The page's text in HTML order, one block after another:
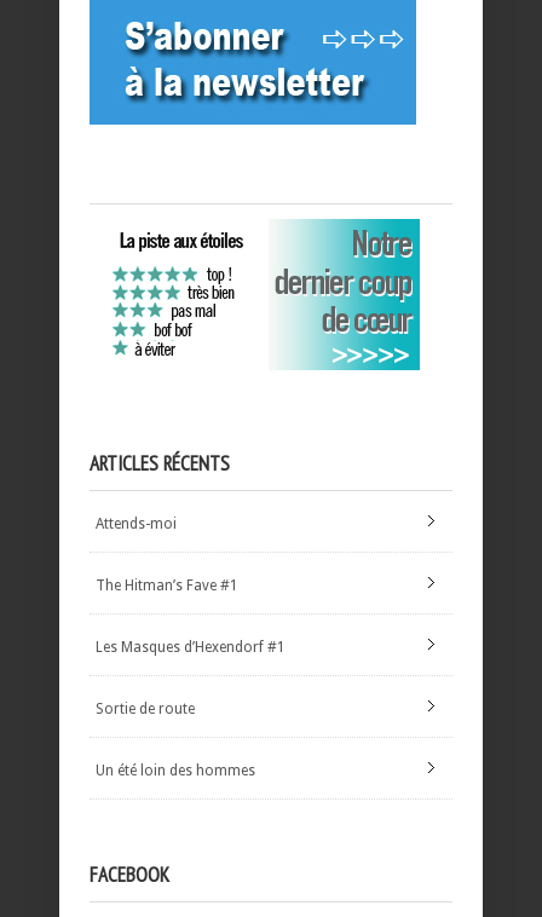
ARTICLES RÉCENTS
Attends-moi
The Hitman’s Fave #1
Les Masques d’Hexendorf #1
Sortie de route
Un été loin des hommes
FACEBOOK